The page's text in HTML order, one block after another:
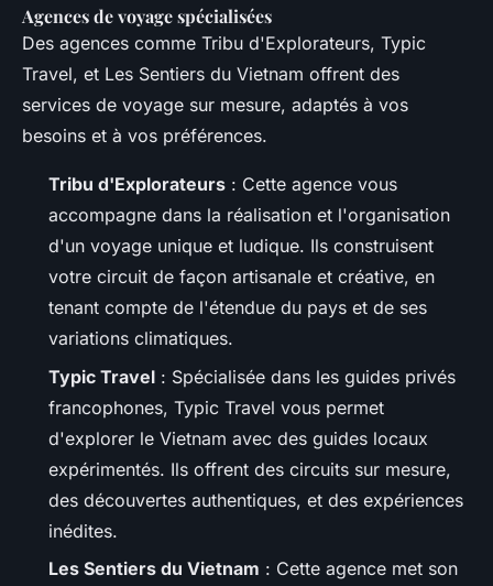
Agences de voyage spécialisées
Des agences comme Tribu d'Explorateurs, Typic
Travel, et Les Sentiers du Vietnam offrent des
services de voyage sur mesure, adaptés à vos
besoins et à vos préférences.
Tribu d'Explorateurs : Cette agence vous
accompagne dans la réalisation et l'organisation
d'un voyage unique et ludique. Ils construisent
votre circuit de façon artisanale et créative, en
tenant compte de l'étendue du pays et de ses
variations climatiques.
Typic Travel : Spécialisée dans les guides privés
francophones, Typic Travel vous permet
d'explorer le Vietnam avec des guides locaux
expérimentés. Ils offrent des circuits sur mesure,
des découvertes authentiques, et des expériences
inédites.
Les Sentiers du Vietnam : Cette agence met son